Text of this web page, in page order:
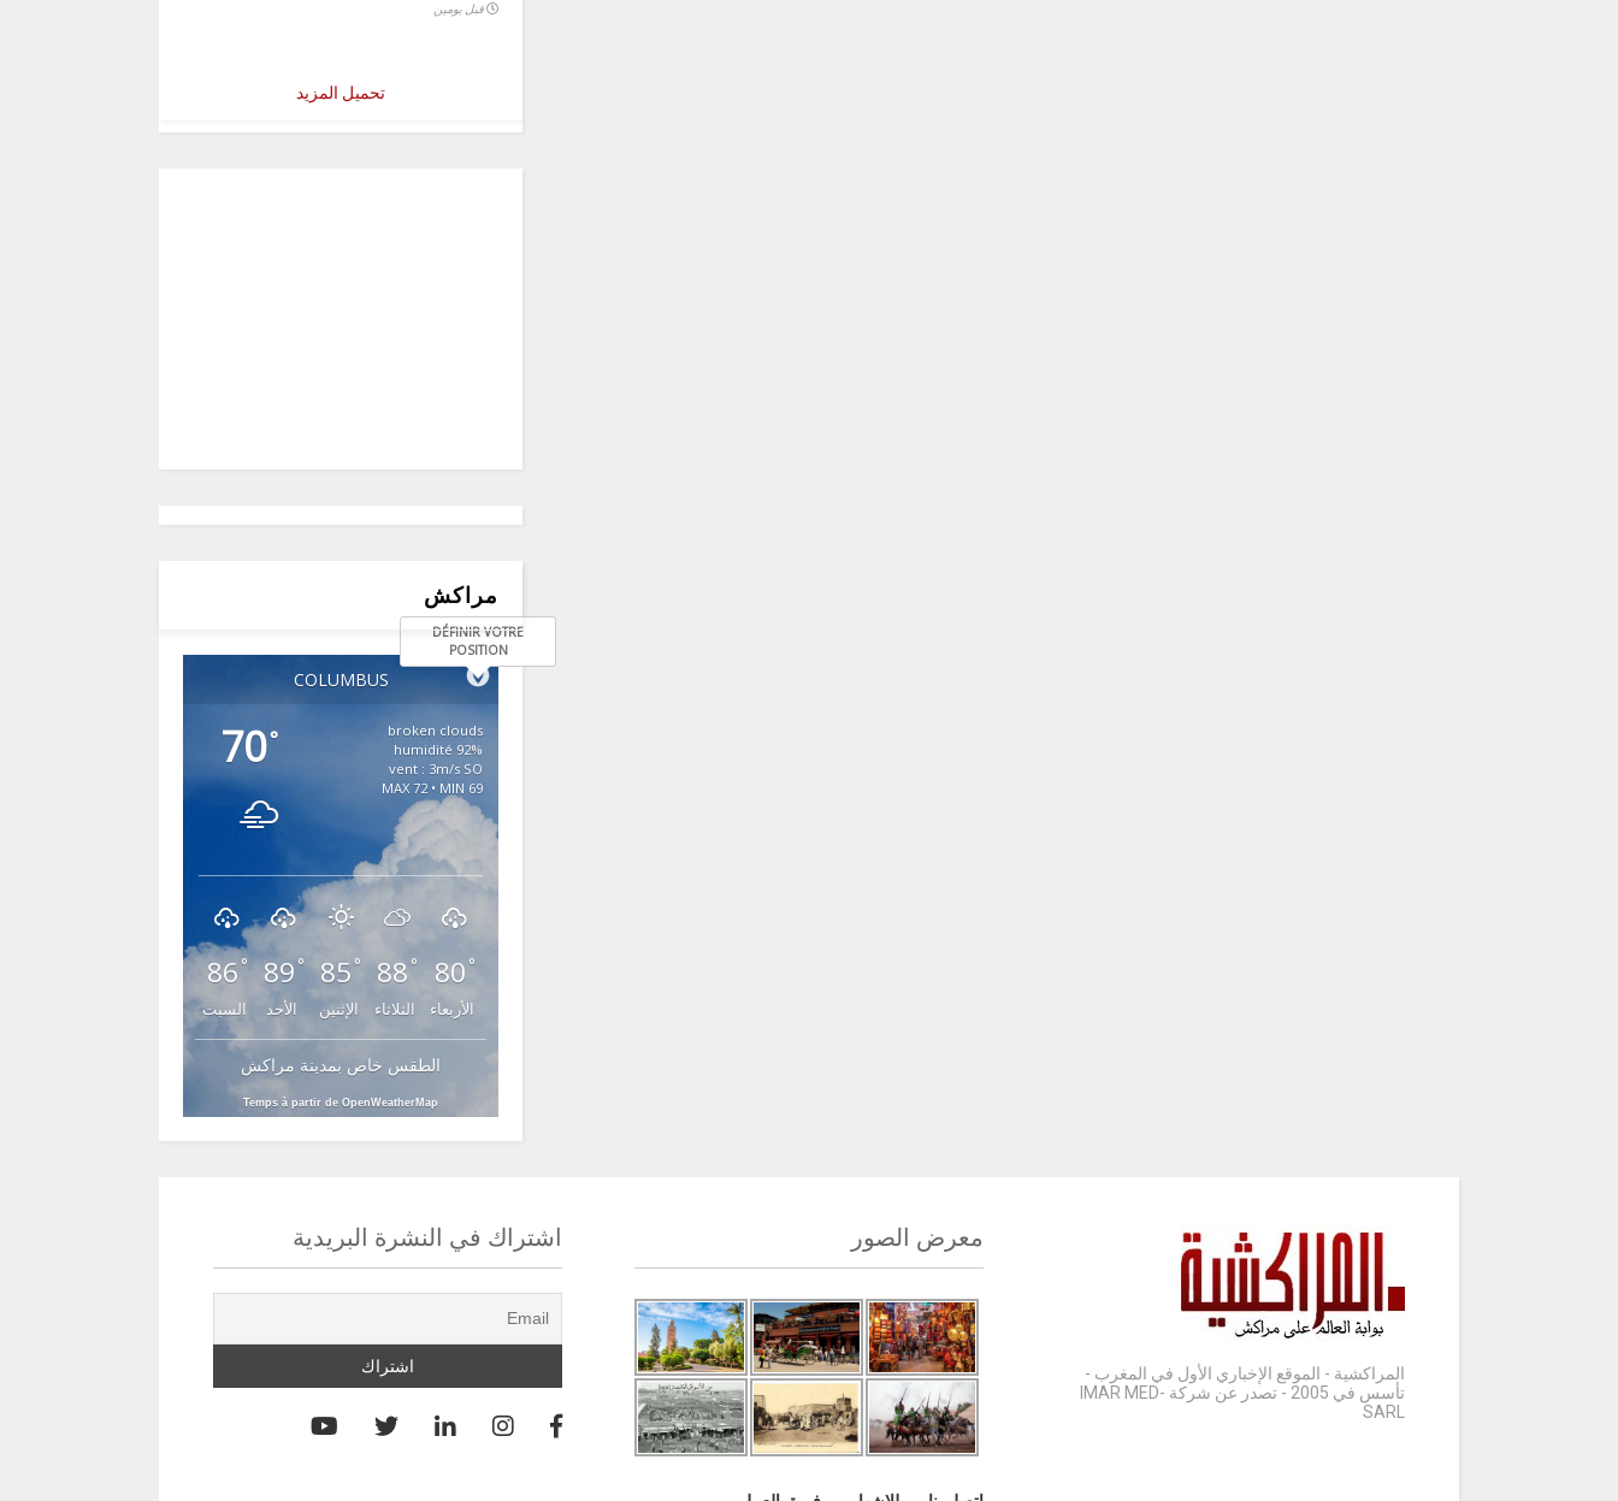
قبل يومين
تحميل المزيد
مراكش
COLUMBUS
DÉFINIR VOTRE
POSITION
70°
broken clouds
92% humidité
vent : 3m/s SO
MAX 72 • MIN 69
86 °
السبت
89 °
الأحد
85 °
الإثنين
88 °
الثلاثاء
80 °
الأربعاء
الطقس خاص بمدينة مراكش
Temps à partir de OpenWeatherMap
المراكشية - الموقع الإخباري الأول في المغرب -
تأسس في 2005 - تصدر عن شركة IMAR MED-
SARL
معرض الصور اشتراك في النشرة البريدية